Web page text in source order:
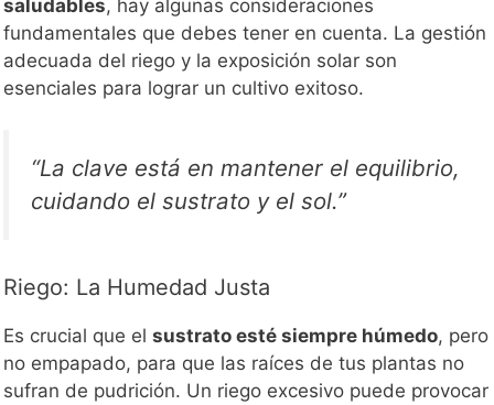
saludables, hay algunas consideraciones
fundamentales que debes tener en cuenta. La gestión
adecuada del riego y la exposición solar son
esenciales para lograr un cultivo exitoso.
“La clave está en mantener el equilibrio,
cuidando el sustrato y el sol.”
Riego: La Humedad Justa
Es crucial que el sustrato esté siempre húmedo, pero
no empapado, para que las raíces de tus plantas no
sufran de pudrición. Un riego excesivo puede provocar